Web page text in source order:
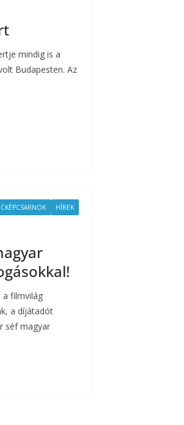
mindig is a
Budapesten. Az
HÍREK
a filmvilág
a díjátadót
séf magyar